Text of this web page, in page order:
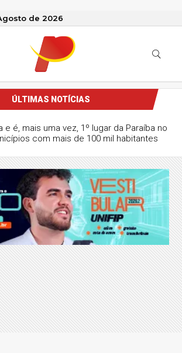
de 2026
ÚLTIMAS NOTÍCIAS
e é, mais uma vez, 1º lugar da Paraíba no
com mais de 100 mil habitantes